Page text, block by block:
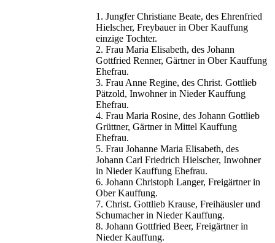
1. Jungfer Christiane Beate, des Ehrenfried
Hielscher, Freybauer in Ober Kauffung
einzige Tochter.
2. Frau Maria Elisabeth, des Johann
Gottfried Renner, Gärtner in Ober Kauffung
Ehefrau.
3. Frau Anne Regine, des Christ. Gottlieb
Pätzold, Inwohner in Nieder Kauffung
Ehefrau.
4. Frau Maria Rosine, des Johann Gottlieb
Grüttner, Gärtner in Mittel Kauffung
Ehefrau.
5. Frau Johanne Maria Elisabeth, des
Johann Carl Friedrich Hielscher, Inwohner
in Nieder Kauffung Ehefrau.
6. Johann Christoph Langer, Freigärtner in
Ober Kauffung.
7. Christ. Gottlieb Krause, Freihäusler und
Schumacher in Nieder Kauffung.
8. Johann Gottfried Beer, Freigärtner in
Nieder Kauffung.